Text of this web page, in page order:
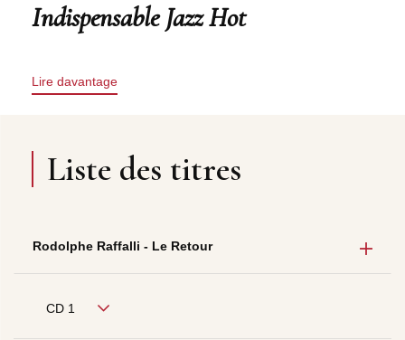
Indispensable Jazz Hot
Lire davantage
Liste des titres
Rodolphe Raffalli - Le Retour
CD 1